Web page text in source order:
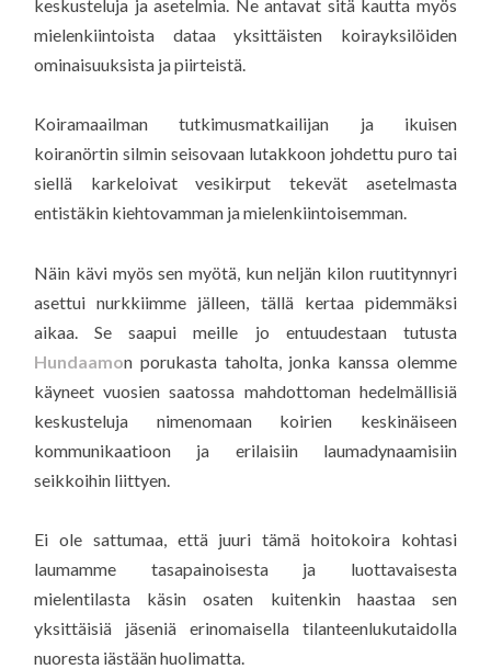
keskusteluja ja asetelmia. Ne antavat sitä kautta myös
mielenkiintoista dataa yksittäisten koirayksilöiden
ominaisuuksista ja piirteistä.
Koiramaailman tutkimusmatkailijan ja ikuisen
koiranörtin silmin seisovaan lutakkoon johdettu puro tai
siellä karkeloivat vesikirput tekevät asetelmasta
entistäkin kiehtovamman ja mielenkiintoisemman.
Näin kävi myös sen myötä, kun neljän kilon ruutitynnyri
asettui nurkkiimme jälleen, tällä kertaa pidemmäksi
aikaa. Se saapui meille jo entuudestaan tutusta
Hundaamon porukasta taholta, jonka kanssa olemme
käyneet vuosien saatossa mahdottoman hedelmällisiä
keskusteluja nimenomaan koirien keskinäiseen
kommunikaatioon ja erilaisiin laumadynaamisiin
seikkoihin liittyen.
Ei ole sattumaa, että juuri tämä hoitokoira kohtasi
laumamme tasapainoisesta ja luottavaisesta
mielentilasta käsin osaten kuitenkin haastaa sen
yksittäisiä jäseniä erinomaisella tilanteenlukutaidolla
nuoresta iästään huolimatta.